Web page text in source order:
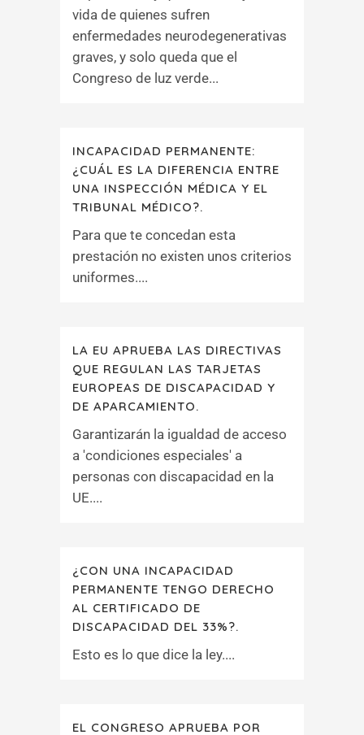
vida de quienes sufren
enfermedades neurodegenerativas
graves, y solo queda que el
Congreso de luz verde...
INCAPACIDAD PERMANENTE:
¿CUÁL ES LA DIFERENCIA ENTRE
UNA INSPECCIÓN MÉDICA Y EL
TRIBUNAL MÉDICO?.
Para que te concedan esta
prestación no existen unos criterios
uniformes....
LA EU APRUEBA LAS DIRECTIVAS
QUE REGULAN LAS TARJETAS
EUROPEAS DE DISCAPACIDAD Y
DE APARCAMIENTO.
Garantizarán la igualdad de acceso
a 'condiciones especiales' a
personas con discapacidad en la
UE....
¿CON UNA INCAPACIDAD
PERMANENTE TENGO DERECHO
AL CERTIFICADO DE
DISCAPACIDAD DEL 33%?.
Esto es lo que dice la ley....
EL CONGRESO APRUEBA POR